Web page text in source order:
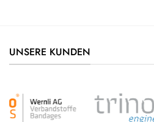
UNSERE KUNDEN